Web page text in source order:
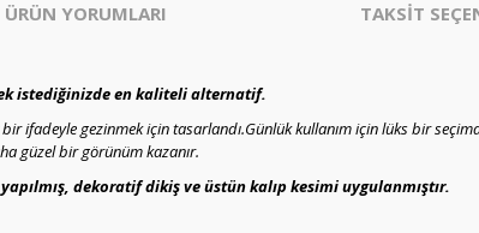
ÜRÜN YORUMLARI TAKSİT
istediğinizde en kaliteli alternatif.
ifadeyle gezinmek için tasarlandı.Günlük kullanım için lüks bir
güzel bir görünüm kazanır.
dekoratif dikiş ve üstün kalıp kesimi uygulanmıştır.